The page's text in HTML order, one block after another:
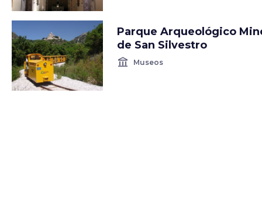
Parque Arqueológico
de San Silvestro
account_balance Museos